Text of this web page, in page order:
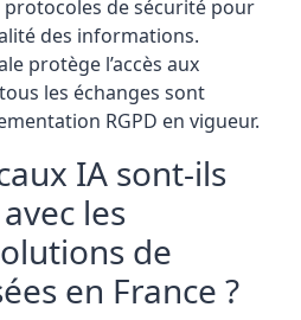
de sécurité pour
des informations.
protège l’accès aux
les échanges sont
RGPD en vigueur.
IA sont-ils
les
de
en France ?